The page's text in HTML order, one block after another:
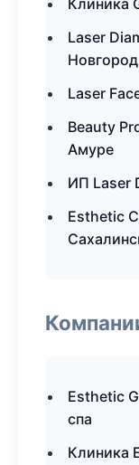
Клиника
Laser
Новгород
Laser
Beauty
Амуре
ИП Laser
Esthetic
Esthetic
спа
Клиника